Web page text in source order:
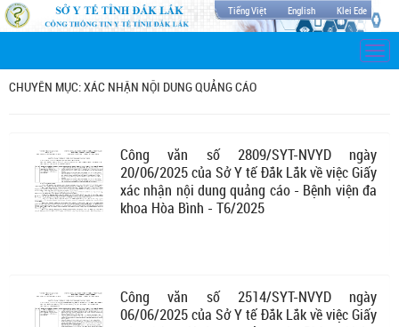
Tiếng Việt English Klei Ede
CHUYÊN MỤC: XÁC NHẬN NỘI DUNG QUẢNG CÁO
Công văn số 2809/SYT-NVYD ngày
20/06/2025 của Sở Y tế Đắk Lắk về việc Giấy
xác nhận nội dung quảng cáo - Bệnh viện đa
khoa Hòa Bình - T6/2025
Công văn số 2514/SYT-NVYD ngày
06/06/2025 của Sở Y tế Đắk Lắk về việc Giấy